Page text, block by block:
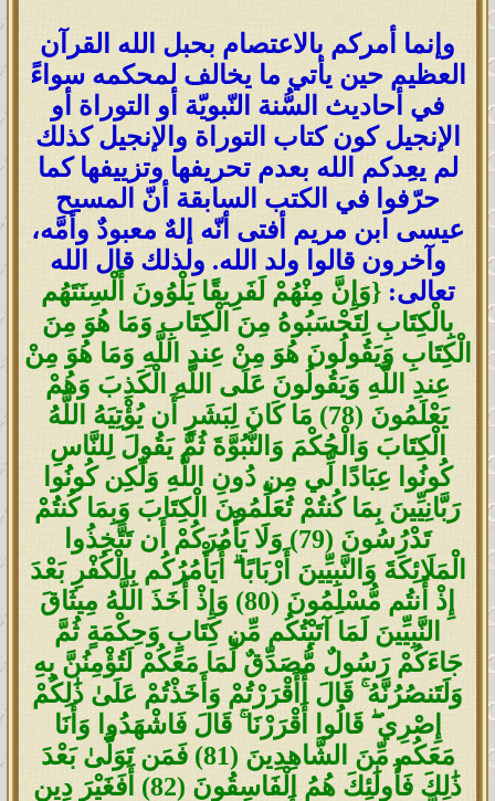
وإنما أمركم بالاعتصام بحبل الله القرآن
العظيم حين يأتي ما يخالف لمحكمه سواءً
في أحاديث السُّنة النّبويّة أو التوراة أو
الإنجيل كون كتاب التوراة والإنجيل كذلك
لم يعِدكم الله بعدم تحريفها وتزييفها كما
حرّفوا في الكتب السابقة أنّ المسيح
عيسى ابن مريم أفتى أنّه إلهٌ معبودٌ وأمَّه،
وآخرون قالوا ولد الله. ولذلك قال الله
تعالى:{وَإِنَّ مِنْهُمْ لَفَرِيقًا يَلْوُونَ أَلْسِنَتَهُم
بِالْكِتَابِ لِتَحْسَبُوهُ مِنَ الْكِتَابِ وَمَا هُوَ مِنَ
الْكِتَابِ وَيَقُولُونَ هُوَ مِنْ عِندِ اللَّهِ وَمَا هُوَ مِنْ
عِندِ اللَّهِ وَيَقُولُونَ عَلَى اللَّهِ الْكَذِبَ وَهُمْ
يَعْلَمُونَ (78) مَا كَانَ لِبَشَرٍ أَن يُؤْتِيَهُ اللَّهُ
الْكِتَابَ وَالْحُكْمَ وَالنُّبُوَّةَ ثُمَّ يَقُولَ لِلنَّاسِ
كُونُوا عِبَادًا لِّي مِن دُونِ اللَّهِ وَلَٰكِن كُونُوا
رَبَّانِيِّينَ بِمَا كُنتُمْ تُعَلِّمُونَ الْكِتَابَ وَبِمَا كُنتُمْ
تَدْرُسُونَ (79) وَلَا يَأْمُرَكُمْ أَن تَتَّخِذُوا
الْمَلَائِكَةَ وَالنَّبِيِّينَ أَرْبَابًا ۗ أَيَأْمُرُكُم بِالْكُفْرِ بَعْدَ
إِذْ أَنتُم مُّسْلِمُونَ (80) وَإِذْ أَخَذَ اللَّهُ مِيثَاقَ
النَّبِيِّينَ لَمَا آتَيْتُكُم مِّن كِتَابٍ وَحِكْمَةٍ ثُمَّ
جَاءَكُمْ رَسُولٌ مُّصَدِّقٌ لِّمَا مَعَكُمْ لَتُؤْمِنُنَّ بِهِ
وَلَتَنصُرُنَّهُ ۚ قَالَ أَأَقْرَرْتُمْ وَأَخَذْتُمْ عَلَىٰ ذَٰلِكُمْ
إِصْرِي ۖ قَالُوا أَقْرَرْنَا ۚ قَالَ فَاشْهَدُوا وَأَنَا
مَعَكُم مِّنَ الشَّاهِدِينَ (81) فَمَن تَوَلَّىٰ بَعْدَ
ذَٰلِكَ فَأُولَٰئِكَ هُمُ الْفَاسِقُونَ (82) أَفَغَيْرَ دِينِ